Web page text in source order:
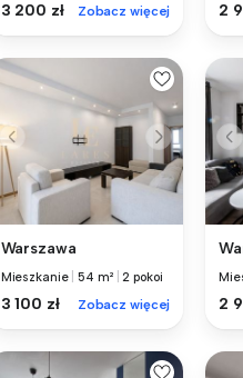
3 200 zł Zobacz więcej 2
Warszawa
Mieszkanie |54 m² |2 pokoi
3 100 zł Zobacz więcej 2